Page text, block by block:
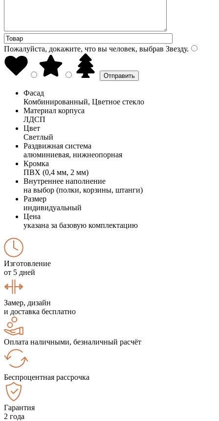
Пожалуйста, докажите, что вы человек, выбрав Звезду.
Фасад
Комбинированный, Цветное стекло
Материал корпуса
ЛДСП
Цвет
Светлый
Раздвижная система
алюминиевая, нижнеопорная
Кромка
ПВХ (0,4 мм, 2 мм)
Внутреннее наполнение
на выбор (полки, корзины, штанги)
Размер
индивидуальный
Цена
указана за базовую комплектацию
Изготовление
от 5 дней
Замер, дизайн
и доставка бесплатно
Оплата наличными, безналичный расчёт
Беспроцентная рассрочка
Гарантия
2 года